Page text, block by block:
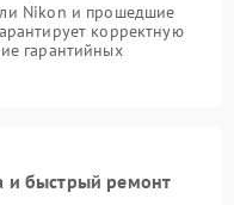
Nikon и прошедшие
корректную
гарантийных
и быстрый ремонт